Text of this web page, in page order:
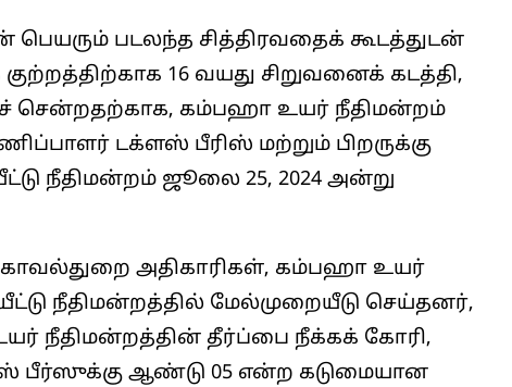
படலந்த சித்திரவதைக் கூடத்துடன்
16 வயது சிறுவனைக் கடத்தி,
சென்றதற்காக, கம்பஹா உயர் நீதிமன்றம்
டக்ளஸ் பீரிஸ் மற்றும் பிறருக்கு
நீதிமன்றம் ஜூலை 25, 2024 அன்று
அதிகாரிகள், கம்பஹா உயர்
நீதிமன்றத்தில் மேல்முறையீடு செய்தனர்,
நீதிமன்றத்தின் தீர்ப்பை நீக்கக் கோரி,
பீர்ஸுக்கு ஆண்டு 05 என்ற கடுமையான